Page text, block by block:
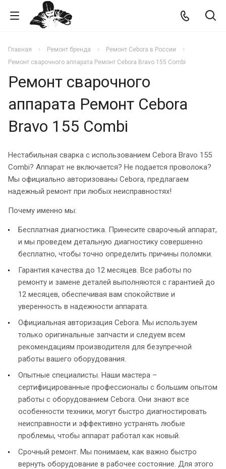
Главная Ремонт бренда
Ремонт Cebora в России
Ремонт сварочного аппарата Ремонт Cebora Bravo 155 Combi
Ремонт сварочного
аппарата Ремонт Cebora
Bravo 155 Combi
Нестабильная сварка с использованием Cebora Bravo 155
Combi? Аппарат не включается? Не подается проволока?
Мы официально авторизованы Cebora, предлагаем
надежный ремонт при любых неисправностях!
Почему именно мы:
Бесплатная диагностика. Принесите сварочный аппарат,
и мы проведем детальную диагностику совершенно
бесплатно, чтобы точно определить причины поломки.
Гарантия качества до 12 месяцев. Все работы по
ремонту и замене деталей выполняются с гарантией до
12 месяцев, обеспечивая вам спокойствие и
уверенность в надежности аппарата.
Официальная авторизация Cebora. Мы используем
только оригинальные запчасти и следуем всем
рекомендациям производителя для безупречной
работы вашего оборудования.
Опытные специалисты. Наши мастера –
сертифицированные профессионалы с большим опытом
работы с оборудованием Cebora. Они знают все
особенности техники, могут быстро диагностировать
неисправности и эффективно устранять любые
проблемы, чтобы аппарат работал как новый.
Срочный ремонт. Мы понимаем, как важно быстро
вернуть оборудование в рабочее состояние. Для этого